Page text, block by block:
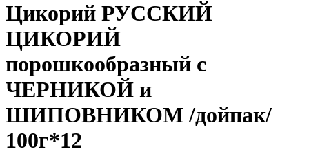
Цикорий РУССКИЙ
ЦИКОРИЙ
порошкообразный с
ЧЕРНИКОЙ и
ШИПОВНИКОМ /дойпак/
100г*12